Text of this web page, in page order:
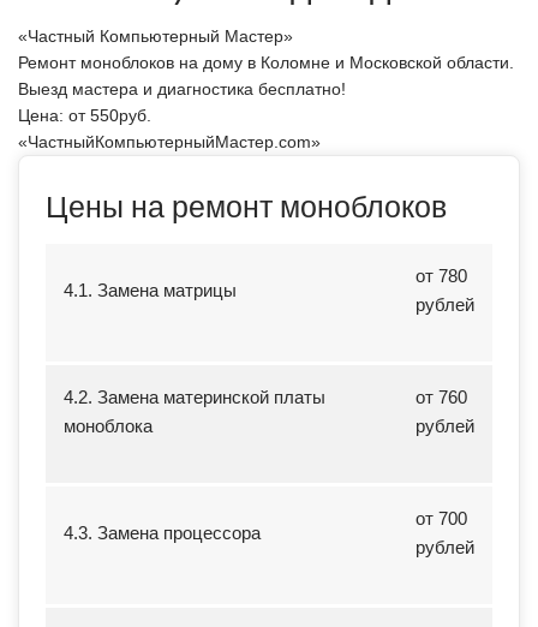
«Частный Компьютерный Мастер»
Ремонт моноблоков на дому в Коломне и Московской области.
Выезд мастера и диагностика бесплатно!
Цена: от550руб.
«ЧастныйКомпьютерныйМастер.com»
Цены на ремонт моноблоков
4.1. Замена матрицы
от 780
рублей
4.2. Замена материнской платы
моноблока
от 760
рублей
4.3. Замена процессора
от 700
рублей